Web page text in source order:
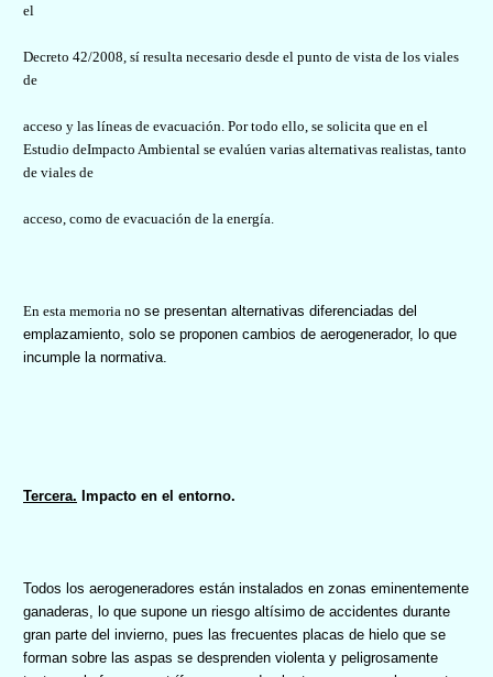
el
Decreto 42/2008, sí resulta necesario desde el punto de vista de los viales
de
acceso y las líneas de evacuación. Por todo ello, se solicita que en el
Estudio deImpacto Ambiental se evalúen varias alternativas realistas, tanto
de viales de
acceso, como de evacuación de la energía.
En esta memoria no se presentan alternativas diferenciadas del
emplazamiento, solo se proponen cambios de aerogenerador, lo que
incumple la normativa.
Tercera. Impacto en el entorno.
Todos los aerogeneradores están instalados en zonas eminentemente
ganaderas, lo que supone un riesgo altísimo de accidentes durante
gran parte del invierno, pues las frecuentes placas de hielo que se
forman sobre las aspas se desprenden violenta y peligrosamente